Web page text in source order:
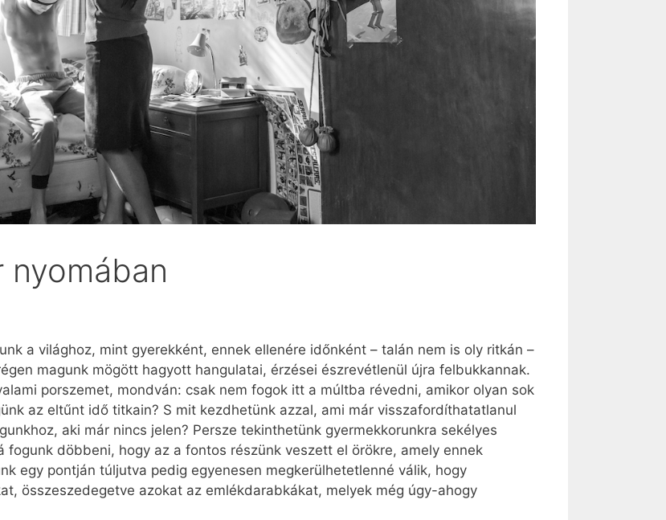
a világhoz, mint gyerekként, ennek ellenére időnként – talán nem is oly ritkán –
magunk mögött hagyott hangulatai, érzései észrevétlenül újra felbukkannak.
porszemet, mondván: csak nem fogok itt a múltba révedni, amikor olyan sok
az eltűnt idő titkain? S mit kezdhetünk azzal, ami már visszafordíthatatlanul
aki már nincs jelen? Persze tekinthetünk gyermekkorunkra sekélyes
fogunk döbbeni, hogy az a fontos részünk veszett el örökre, amely ennek
egy pontján túljutva pedig egyenesen megkerülhetetlenné válik, hogy
összeszedegetve azokat az emlékdarabkákat, melyek még úgy-ahogy